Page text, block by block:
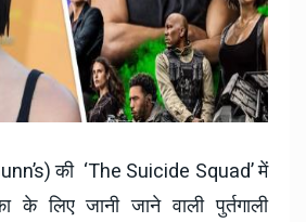
की ‘The Suicide Squad’ में
के लिए जानी जाने वाली पुर्तगाली